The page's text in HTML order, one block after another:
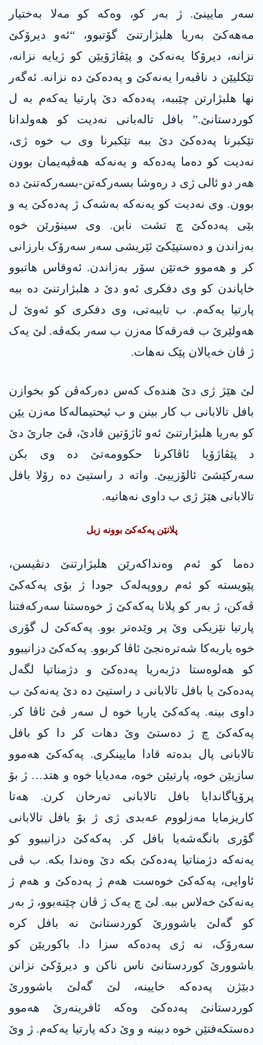
سەر مایینێ. ژ بەر کو، وەکە کو مەلا بەختیار
مەھەکێ بەریا ھلبژارتنێ گۆتبوو، “ئەو دیرۆکێ
نزانە، دیرۆکا یەنەکێ و پێڤاژۆیێن کو ژیایە نزانە،
تێکلیێن د ناڤبەرا یەنەکێ و پەدەکێ دە نزانە. ئەگەر
نھا ھلبژارتن چێببە، پەدەکە دێ پارتیا یەکەم بە ل
کوردستانێ.” بافل تالەبانی نەدیت کو ھەولدانا
تێکبرنا پەدەکێ دێ ببە تێکبرنا وی ب خوە ژی،
نەدیت کو دەما پەدەکە و یەنەکە ھەڤپەیمان بوون
ھەر دو ئالی ژی د رەوشا بسەرکەتن-بسەرکەتنێ دە
بوون. وی نەدیت کو یەنەکە بەشەک ژ پەدەکێ یە و
بێی پەدەکێ چ تشت نابن. وی سینۆرێن خوە
بەزاندن و دەستپێکێ ئێریشی سەر سەرۆک بارزانی
کر و ھەموو خەتێن سۆر بەزاندن. ئەوقاس ھاتبوو
خاپاندن کو وی دفکری ئەو دێ د ھلبژارتنێ دە ببە
پارتیا یەکەم. ب تایبەتی، وی دفکری کو ئەوێ ل
ھەولێرێ ب فەرقەکا مەزن ب سەر بکەڤە. لێ یەک
ژ ڤان خەیالان پێک نەھات.
لێ هێژ ژی دێ ھندەک کەس دەرکەڤن کو بخوازن
بافل تالابانی ب کار بینن و ب ئیحتیمالەکا مەزن یێن
کو بەریا ھلبژارتنێ ئەو ئاژۆتین قادێ، ڤێ جارێ دێ
د پێڤاژۆیا ئاڤاکرنا حکوومەتێ دە وی بکن
سەرکێشێ ئالۆزییێ. واتە د راستیێ دە رۆلا بافل
تالابانی هێژ ژی ب داوی نەهاتیە.
پلانێن پەکەکێ بوونە زبل
دەما کو ئەم وەنداکەرێن ھلبژارتنێ دنڤیسن،
پێویستە کو ئەم رووپەلەک جودا ژ بۆی پەکەکێ
ڤەکن، ژ بەر کو پلانا پەکەکێ ژ خوەستنا سەرکەفتنا
پارتیا نێزیکی وێ پر وێدەتر بوو. پەکەکێ ل گۆری
خوە یاریەکا شەترەنجێ ئاڤا کربوو. پەکەکێ دزانیبوو
کو ھەلوەستا دژبەریا پەدەکێ و دژمناتیا لگەل
پەدەکێ یا بافل تالابانی د راستیێ دە دێ یەنەکێ ب
داوی بینە. پەکەکێ یاریا خوە ل سەر ڤێ ئاڤا کر.
پەکەکێ چ ژ دەستێ وێ دھات کر دا کو بافل
تالابانی پال بدەتە قادا مایینکری. پەکەکێ ھەموو
سازیێن خوە، پارتیێن خوە، مەدیایا خوە و ھتد… ژ بۆ
پرۆپاگاندایا بافل تالابانی تەرخان کرن. ھەتا
کاریزمایا مەزلووم عەبدی ژی ژ بۆ بافل تالابانی
گۆری بانگەشەیا بافل کر. پەکەکێ دزانیبوو کو
یەنەکە دژمناتیا پەدەکێ بکە دێ وەندا بکە. ب ڤی
ئاوایی، پەکەکێ خوەست ھەم ژ پەدەکێ و ھەم ژ
یەنەکێ خەلاس ببە. لێ چ یەک ژ ڤان چێنەبوو، ژ بەر
کو گەلێ باشوورێ کوردستانێ نە بافل کرە
سەرۆک، نە ژی پەدەکە سزا دا. باکوریێن کو
باشوورێ کوردستانێ ناس ناکن و دیرۆکێ نزانن
دبێژن پەدەکە خایینە، لێ گەلێ باشوورێ
کوردستانێ پەدەکێ وەکە ئافرینەرێ ھەموو
دەستکەفتێن خوە دبینە و وێ دکە پارتیا یەکەم. ژ وێ